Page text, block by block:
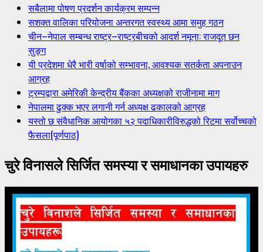
सबैलामा पोषण प्रदर्शन कार्यक्रम सम्पन्न
सशक्त वालिका परियोजना अन्तरगत स्वस्थ्य आमा समुह गठन
चीन–नेपाल सम्बन्ध राष्ट्र–राष्ट्रबीचको आदर्श नमूना: राजदूत छन
सुङ्ग
यी प्रदेशमा धेरै भारी वर्षाको सम्भावना, आवश्यक सतर्कता अपनाउन
आग्रह
ट्रम्पद्वारा अमेरिकी केन्द्रीय बैंकका अध्यक्षको राजीनामा माग
नेपालमा ढुक्क भएर लगानी गर्न अध्यक्ष ढकालको आग्रह
यस्तो छ संवैधानिक आयोगका ५२ पदाधिकारीविरुद्धको रिटमा सर्वोच्चको
फैसला(पूर्णपाठ)
चुरे विनासले सिर्जित समस्या र समाधानका उपायहरु